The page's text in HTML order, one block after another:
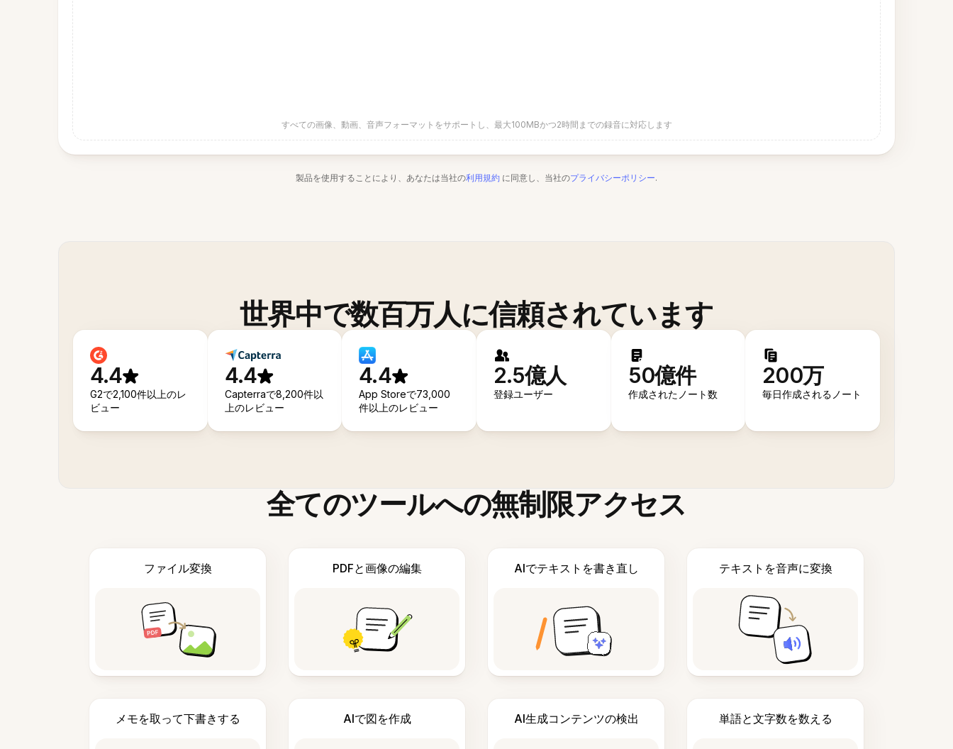
すべての画像、動画、音声フォーマットをサポートし、最大100MBかつ2時間までの録音に対応します
製品を使用することにより、あなたは当社の利用規約 に同意し、当社のプライバシーポリシー.
世界中で数百万人に信頼されています
4.4
G2で2,100件以上のレ
ビュー
4.4
Capterraで8,200件以
上のレビュー
4.4
App Storeで73,000
件以上のレビュー
2.5億人
登録ユーザー
50億件
作成されたノート数
200万
毎日作成されるノート
全てのツールへの無制限アクセス
ファイル変換 PDFと画像の編集 AIでテキストを書き直し テキストを音声に変換
メモを取って下書きする AIで図を作成 AI生成コンテンツの検出 単語と文字数を数える